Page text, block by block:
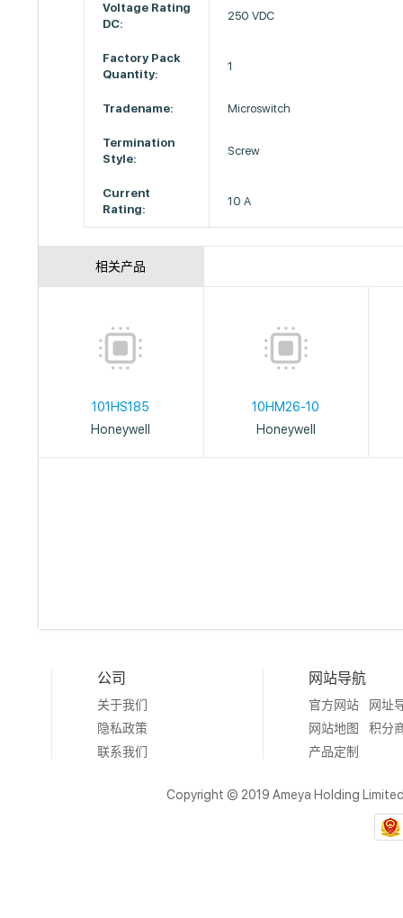
Voltage Rating
DC:
250 VDC
Factory Pack
Quantity:
1
Tradename: Microswitch
Termination
Style:
Screw
Current
Rating:
10 A
相关产品
101HS185
Honeywell
10HM26-10
Honeywell
公司
关于我们
隐私政策
联系我们
网站导航
官方网站
网址
网站地图
积分
产品定制
Copyright © 2019 Ameya Holding